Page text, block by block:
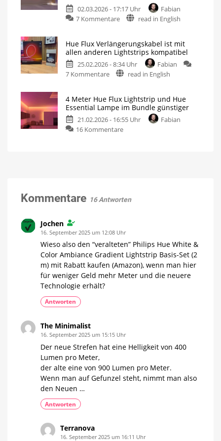
Leuchtstreifen
für
Und
weitere
Highlights
MediaMarkt-
Aktion
02.03.2026 - 17:17 Uhr
Fabian
7 Kommentarezu
flexible
Steckverbinder
können
verlängert
werden
Für
mehr
read in English
Hue Flux Verlängerungskabel ist mit
allen anderen Lightstrips kompatibel
25.02.2026 - 8:34 Uhr
Fabian
7 Kommentarezu
Verlängerungskabel
ist
mit
allen
read in English
4 Meter Hue Flux Lightstrip und Hue
Essential Lampe im Bundle günstiger
21.02.2026 - 16:55 Uhr
Fabian
16 Kommentarezu
Essential
Bundle
günstiger
Jetzt
für
nur
43,99
Euro
Kommentare 16 Antworten
Jochen
16. September 2025 um 12:08 Uhr
Wieso also den “veralteten” Philips Hue White &
Color Ambiance Gradient Lightstrip Basis-Set (2
m) mit Rabatt kaufen (Amazon), wenn man hier
für weniger Geld mehr Meter und die neuere
Technologie erhält?
Antworten
The Minimalist
16. September 2025 um 15:15 Uhr
Der neue Strefen hat eine Helligkeit von 400
Lumen pro Meter,
der alte eine von 900 Lumen pro Meter.
Wenn man auf Gefunzel steht, nimmt man also
den Neuen …
Antworten
Terranova
16. September 2025 um 16:11 Uhr